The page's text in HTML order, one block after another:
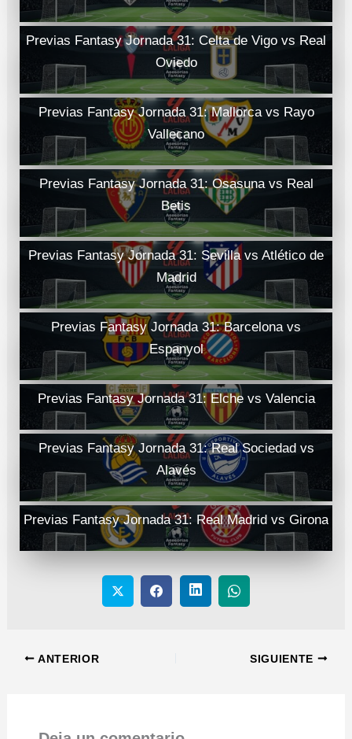
Previas Fantasy Jornada 31: Celta de Vigo vs Real
Oviedo
Previas Fantasy Jornada 31: Mallorca vs Rayo
Vallecano
Previas Fantasy Jornada 31: Osasuna vs Real
Betis
Previas Fantasy Jornada 31: Sevilla vs Atlético de
Madrid
Previas Fantasy Jornada 31: Barcelona vs
Espanyol
Previas Fantasy Jornada 31: Elche vs Valencia
Previas Fantasy Jornada 31: Real Sociedad vs
Alavés
Previas Fantasy Jornada 31: Real Madrid vs Girona
ANTERIOR SIGUIENTE